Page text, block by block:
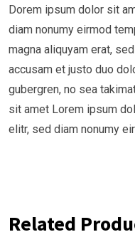
Dorem ipsum dolor sit
diam nonumy eirmod
magna aliquyam erat,
accusam et justo duo
gubergren, no sea
sit amet Lorem ipsum
elitr, sed diam nonumy
Related